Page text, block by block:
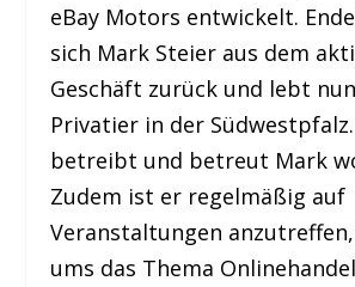
eBay Motors entwickelt.
sich Mark Steier aus dem
Geschäft zurück und lebt
Privatier in der
betreibt und betreut Mark
Zudem ist er regelmäßig auf
Veranstaltungen
ums das Thema